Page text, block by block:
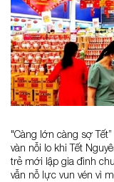
"Càng lớn càng sợ
vàn nỗi lo khi Tết
trẻ mới lập gia đình
vẫn nỗ lực vun vén vì